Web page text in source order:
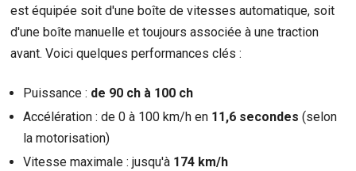
est équipée soit d'une boîte de vitesses automatique, soit
d'une boîte manuelle et toujours associée à une traction
avant. Voici quelques performances clés :
Puissance : de 90 ch à 100 ch
Accélération : de 0 à 100 km/h en 11,6 secondes (selon
la motorisation)
Vitesse maximale : jusqu'à 174 km/h